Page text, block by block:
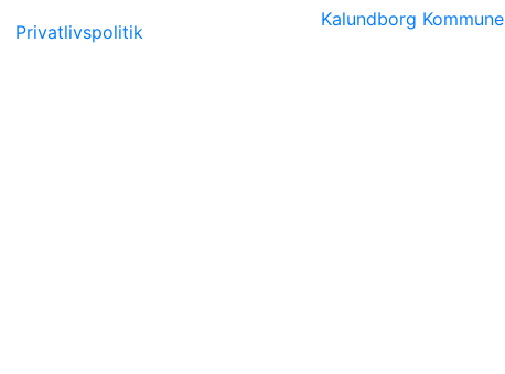
Privatlivspolitik
Kalundborg Kommune